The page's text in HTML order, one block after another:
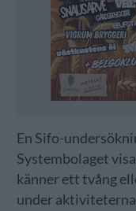
En Sifo-
Systembolaget
känner ett tvång
under